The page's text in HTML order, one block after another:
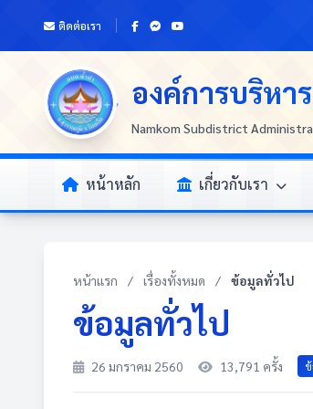
ติดต่อเรา
องค์การบริหา
Namkom Subdistrict
หน้าหลัก เกี่ยวกับเรา
หน้าแรก / เรื่องทั้งหมด / ข้อมูลทั่วไป
ข้อมูลทั่วไป
26 มกราคม 2560 13,791 ครั้ง